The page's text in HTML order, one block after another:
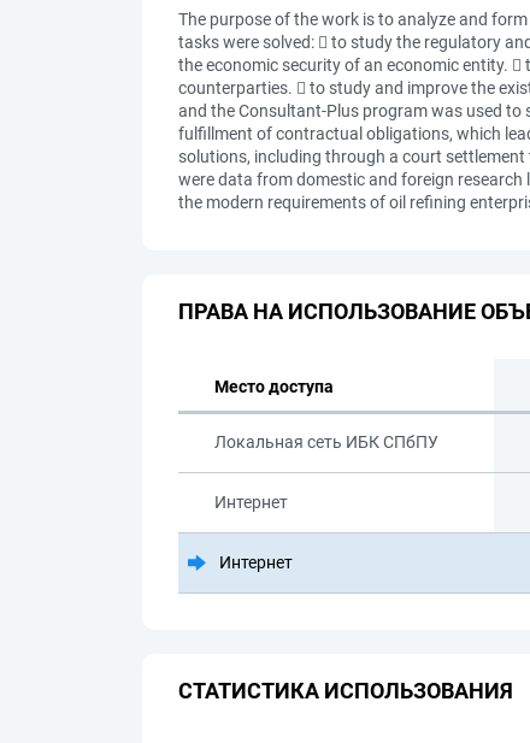
The purpose of the work is to analyze and
tasks were solved:  to study the regulatory
the economic security of an economic entity.
counterparties.  to study and improve the
and the Consultant-Plus program was used
fulfillment of contractual obligations, which
solutions, including through a court
were data from domestic and foreign
the modern requirements of oil refining
ПРАВА НА ИСПОЛЬЗОВАНИЕ
Место доступа
Локальная сеть ИБК СПбПУ
Интернет
Интернет
СТАТИСТИКА ИСПОЛЬЗОВАНИЯ